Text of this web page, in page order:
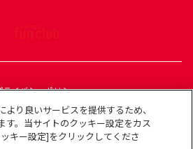
ライバシーポリシー
利用規約
ュニティガイドライン
Cookieポリシー
より良いサービスを提供するため、
す。当サイトのクッキー設定をカス
キー設定]をクリックしてくださ